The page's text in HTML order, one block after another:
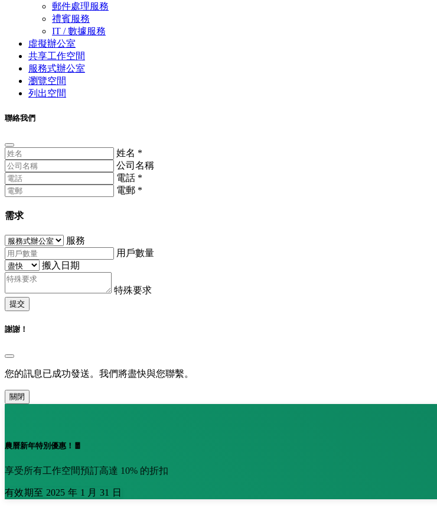
郵件處理服務
禮賓服務
IT / 數據服務
虛擬辦公室
共享工作空間
服務式辦公室
瀏覽空間
列出空間
聯絡我們
姓名 *
公司名稱
電話 *
電郵 *
需求
服務
用戶數量
搬入日期
特殊要求
提交
謝謝！
您的訊息已成功發送。我們將盡快與您聯繫。
關閉
農曆新年特別優惠！🧧
享受所有工作空間預訂高達 10% 的折扣
有效期至 2025 年 1 月 31 日